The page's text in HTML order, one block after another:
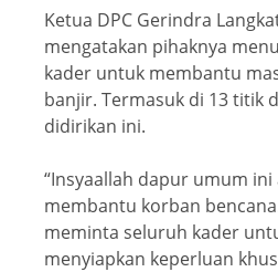
Ketua DPC Gerindra
mengatakan pihaknya
kader untuk membantu
banjir. Termasuk di 13 titik
didirikan ini.
“Insyaallah dapur umum
membantu korban
meminta seluruh kader
menyiapkan keperluan